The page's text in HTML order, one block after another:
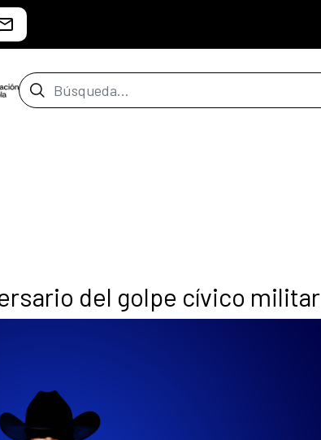
Barra de búsqueda
del golpe cívico militar